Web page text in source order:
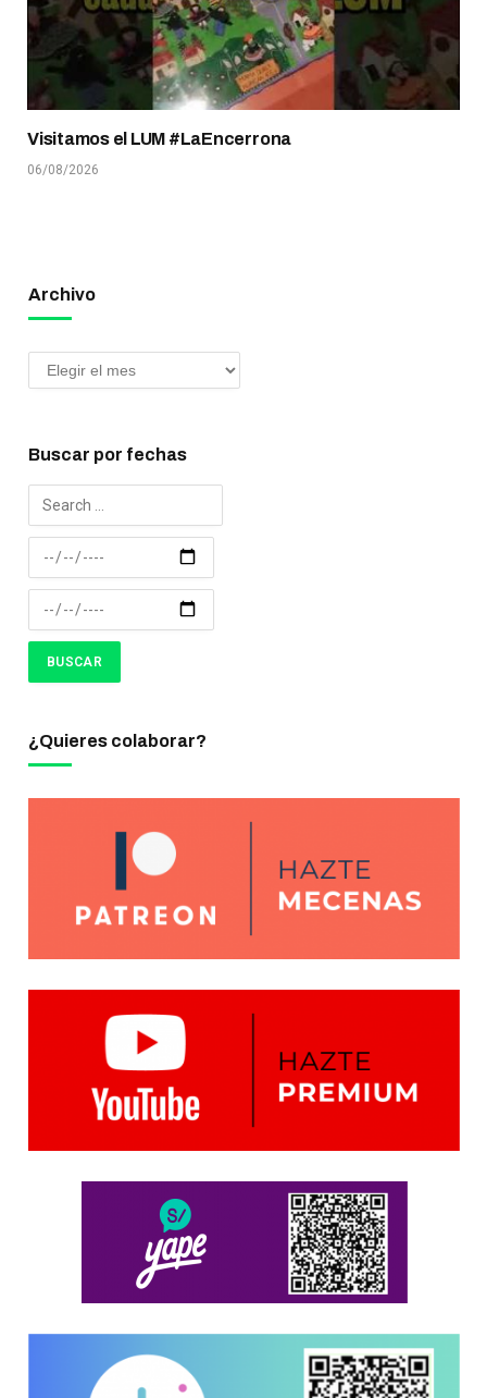
Visitamos el LUM #LaEncerrona
06/08/2026
Archivo
Buscar por fechas
¿Quieres colaborar?